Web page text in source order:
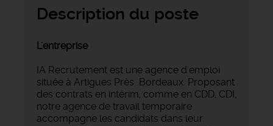
Description du poste
L'entreprise
IA Recrutement est une agence d'emploi
située à Artigues Près Bordeaux. Proposant
des contrats en intérim, comme en CDD, CDI,
notre agence de travail temporaire
accompagne les candidats dans leur